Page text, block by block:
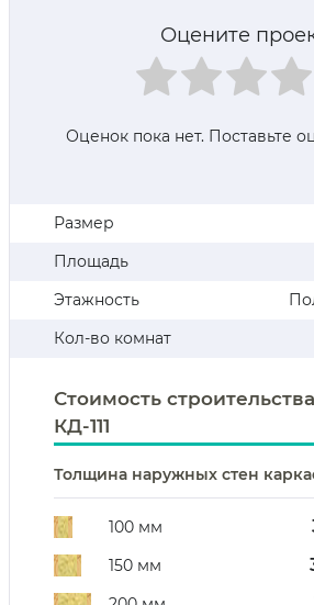
Оцените
Оценок пока нет. Поставьте
Размер
Площадь
Этажность
Кол-во комнат
Стоимость
КД-111
Толщина наружных стен
100 мм
150 мм